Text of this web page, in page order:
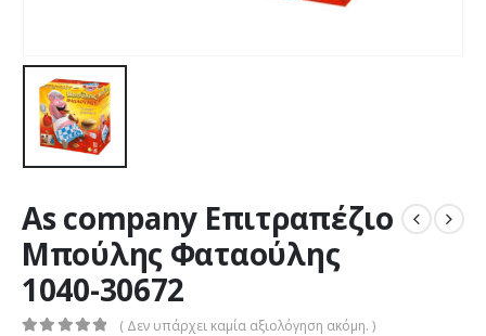
As company Επιτραπέζιο
Mπούλης Φαταούλης
1040-30672
( Δεν υπάρχει καμία αξιολόγηση ακόμη. )